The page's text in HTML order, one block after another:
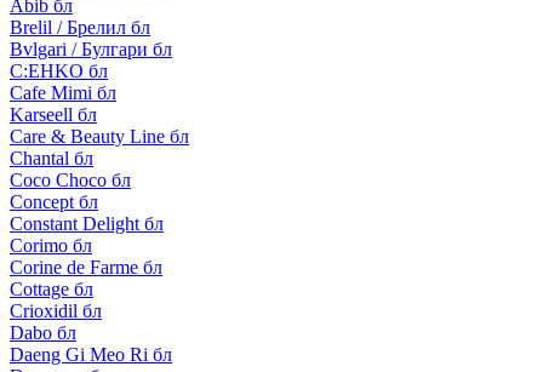
Abib бл
Brelil / Брелил бл
Bvlgari / Булгари бл
C:EHKO бл
Cafe Mimi бл
Karseell бл
Care & Beauty Line бл
Chantal бл
Coco Choco бл
Concept бл
Constant Delight бл
Corimo бл
Corine de Farme бл
Cottage бл
Crioxidil бл
Dabo бл
Daeng Gi Meo Ri бл